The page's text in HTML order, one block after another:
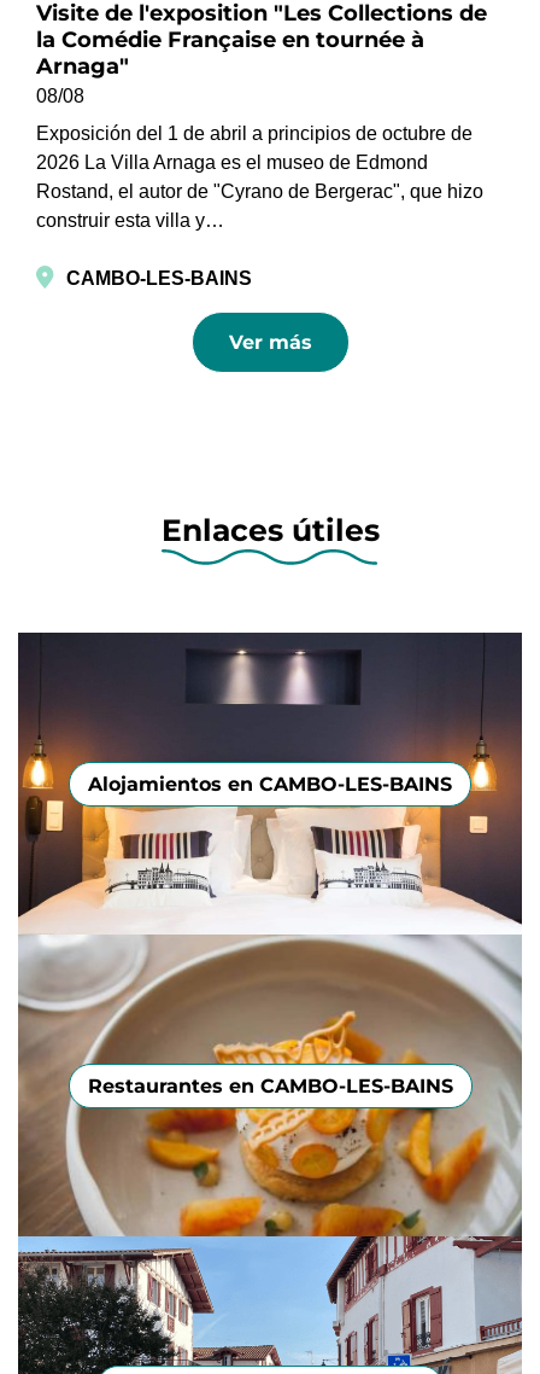
Visite de l'exposition "Les Collections de
la Comédie Française en tournée à
Arnaga"
08/08
Exposición del 1 de abril a principios de octubre de
2026 La Villa Arnaga es el museo de Edmond
Rostand, el autor de "Cyrano de Bergerac", que hizo
construir esta villa y…
CAMBO-LES-BAINS
Ver más
Enlaces útiles
Alojamientos en CAMBO-LES-BAINS
Restaurantes en CAMBO-LES-BAINS